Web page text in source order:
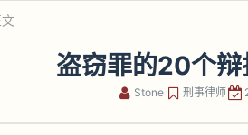
盗窃罪的20个
Stone 刑事律师